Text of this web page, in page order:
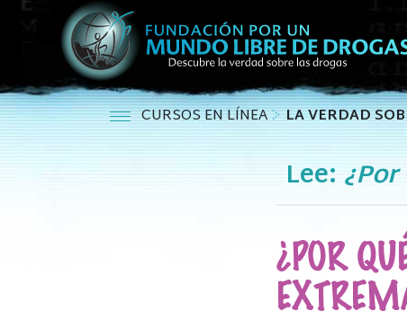
CURSOS EN LÍNEA LA VERDAD
Lee:
¿POR